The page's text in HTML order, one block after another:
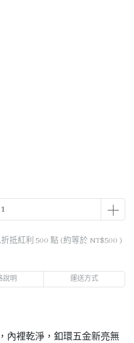
抵紅利 500 點 (約等於 NT$500 )
說明 運送方式
內裡乾淨，釦環五金新亮無